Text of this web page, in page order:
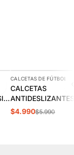
-17%
CALCETAS DE FÚTBOL
CALCETAS
ANTIDESLIZANTES
FÚTBOL OXN
$4.990$5.990